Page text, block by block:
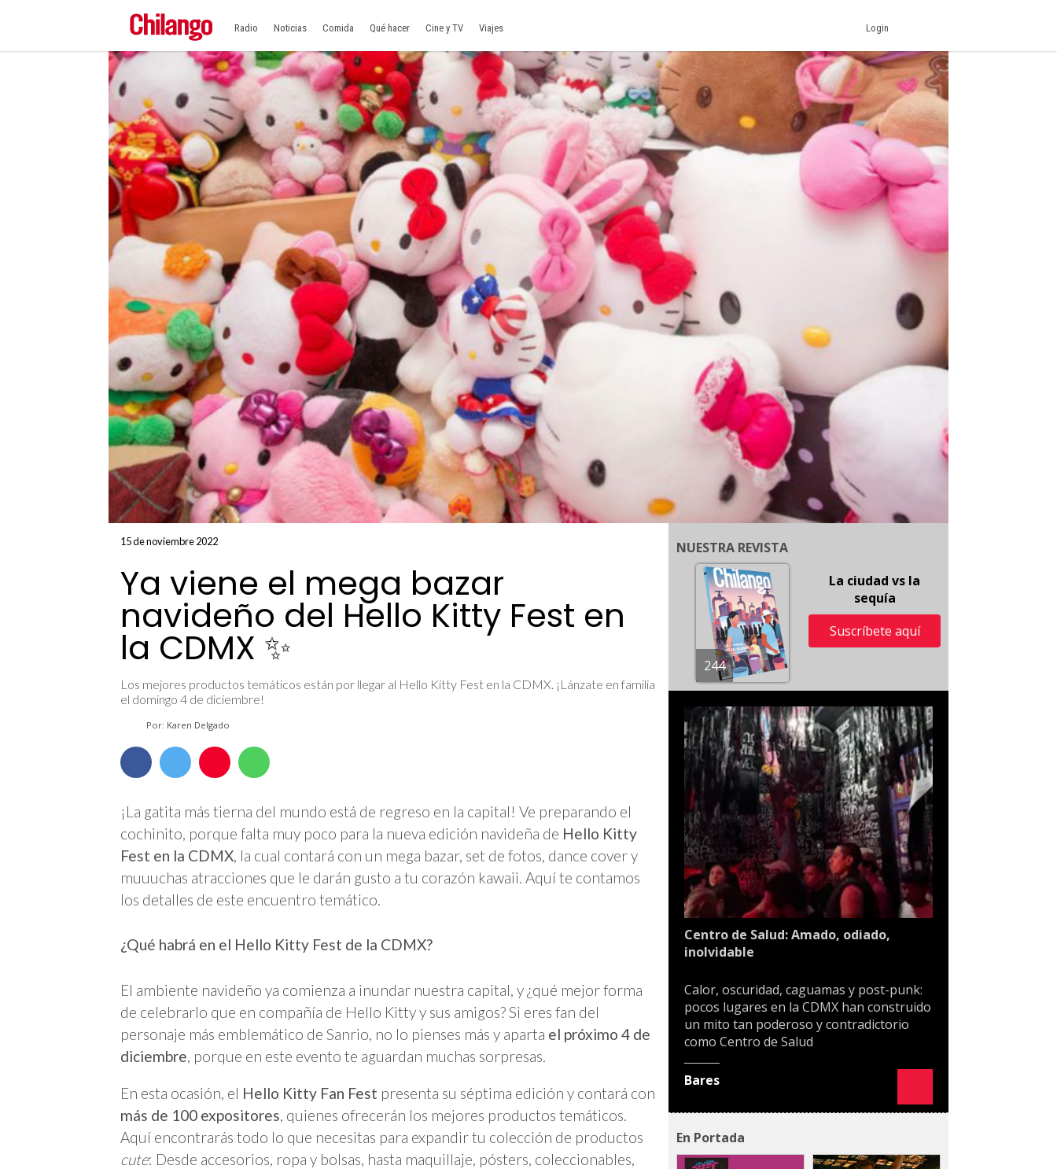
Radio Noticias Comida Qué hacer Cine y TV Viajes Login
15 de noviembre 2022
Ya viene el mega bazar
navideño del Hello Kitty Fest en
la CDMX ✨
Los mejores productos temáticos están por llegar al Hello Kitty Fest en la CDMX. ¡Lánzate en familia
el domingo 4 de diciembre!
Por: Karen Delgado
¡La gatita más tierna del mundo está de regreso en la capital! Ve preparando el
cochinito, porque falta muy poco para la nueva edición navideña de Hello Kitty
Fest en la CDMX, la cual contará con un mega bazar, set de fotos, dance cover y
muuuchas atracciones que le darán gusto a tu corazón kawaii. Aquí te contamos
los detalles de este encuentro temático.
¿Qué habrá en el Hello Kitty Fest de la CDMX?
El ambiente navideño ya comienza a inundar nuestra capital, y ¿qué mejor forma
de celebrarlo que en compañía de Hello Kitty y sus amigos? Si eres fan del
personaje más emblemático de Sanrio, no lo pienses más y aparta el próximo 4 de
diciembre , porque en este evento te aguardan muchas sorpresas.
En esta ocasión, el Hello Kitty Fan Fest presenta su séptima edición y contará con
más de 100 expositores, quienes ofrecerán los mejores productos temáticos.
Aquí encontrarás todo lo que necesitas para expandir tu colección de productos
cute: Desde accesorios, ropa y bolsas, hasta maquillaje, pósters, coleccionables,
NUESTRA REVISTA
244
La ciudad vs la
sequía
Suscríbete aquí
Centro de Salud: Amado, odiado,
inolvidable
Calor, oscuridad, caguamas y post-punk:
pocos lugares en la CDMX han construido
un mito tan poderoso y contradictorio
como Centro de Salud
Bares
En Portada